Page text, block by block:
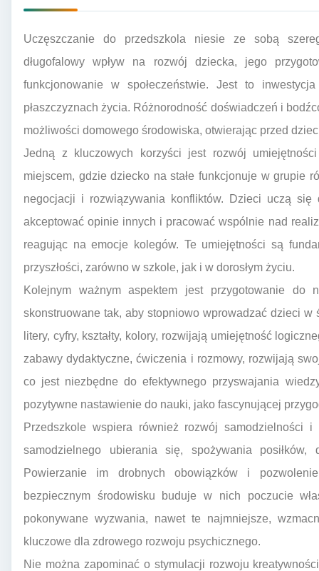
Uczęszczanie do przedszkola niesie ze sobą
długofalowy wpływ na rozwój dziecka, jego
funkcjonowanie w społeczeństwie. Jest to
płaszczyznach życia. Różnorodność doświadczeń i
możliwości domowego środowiska, otwierając przed
Jedną z kluczowych korzyści jest rozwój
miejscem, gdzie dziecko na stałe funkcjonuje w grupie
negocjacji i rozwiązywania konfliktów. Dzieci uczą
akceptować opinie innych i pracować wspólnie nad
reagując na emocje kolegów. Te umiejętności są
przyszłości, zarówno w szkole, jak i w dorosłym życiu.
Kolejnym ważnym aspektem jest przygotowanie do
skonstruowane tak, aby stopniowo wprowadzać dzieci
litery, cyfry, kształty, kolory, rozwijają umiejętność
zabawy dydaktyczne, ćwiczenia i rozmowy, rozwijają
co jest niezbędne do efektywnego przyswajania
pozytywne nastawienie do nauki, jako fascynującej
Przedszkole wspiera również rozwój samodzielności
samodzielnego ubierania się, spożywania
Powierzanie im drobnych obowiązków i
bezpiecznym środowisku buduje w nich poczucie
pokonywane wyzwania, nawet te najmniejsze,
kluczowe dla zdrowego rozwoju psychicznego.
Nie można zapominać o stymulacji rozwoju